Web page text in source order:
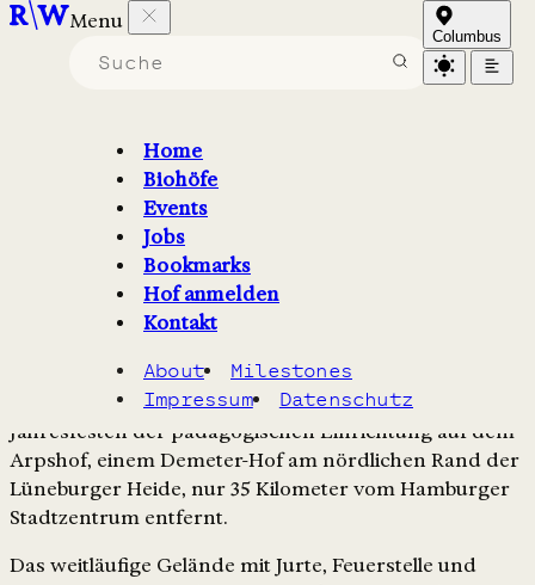
Menu
Home
Biohöfe
Events
Jobs
Bookmarks
Hof anmelden
Kontakt
About
Milestones
Impressum
Datenschutz
Columbus
Arpshof
So., 4. Oktober 2026 / 14:00 - 18:00
Google Calendar
Über die Veranstaltung
Herbstfest ein. Das Fest markiert den Übergang in die
dunkle Jahreszeit und gehört zu den regelmäßigen
Jahresfesten der pädagogischen Einrichtung auf dem
Arpshof, einem Demeter-Hof am nördlichen Rand der
Lüneburger Heide, nur 35 Kilometer vom Hamburger
Stadtzentrum entfernt.
Das weitläufige Gelände mit Jurte, Feuerstelle und